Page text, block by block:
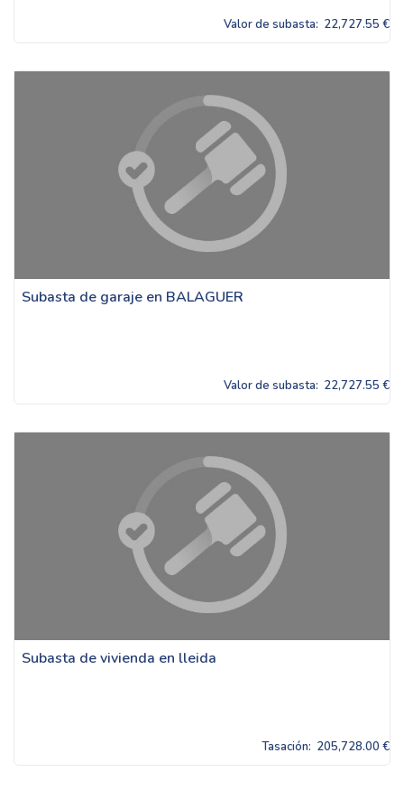
Valor de subasta: 22,727.55 €
Subasta de garaje en BALAGUER
Valor de subasta: 22,727.55 €
Subasta de vivienda en lleida
Tasación: 205,728.00 €